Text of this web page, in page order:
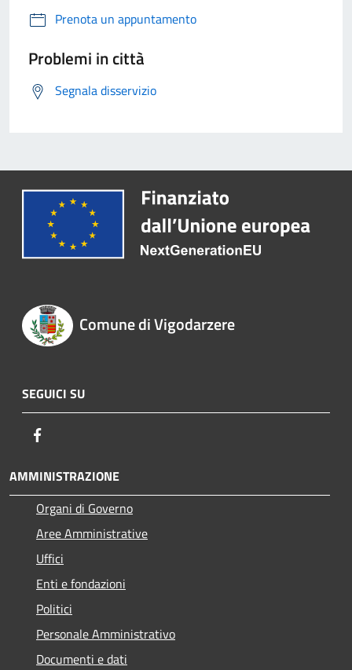
Prenota un appuntamento
Problemi in città
Segnala disservizio
Comune di Vigodarzere
SEGUICI SU
AMMINISTRAZIONE
Organi di Governo
Aree Amministrative
Uffici
Enti e fondazioni
Politici
Personale Amministrativo
Documenti e dati